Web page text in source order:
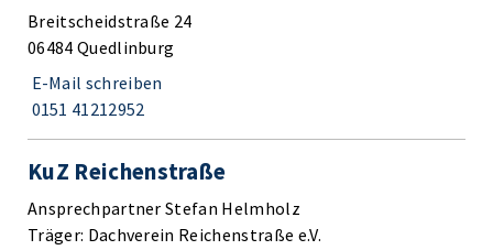
Breitscheidstraße 24
06484 Quedlinburg
E-Mail schreiben
0151 41212952
KuZ Reichenstraße
Ansprechpartner Stefan Helmholz
Träger: Dachverein Reichenstraße e.V.